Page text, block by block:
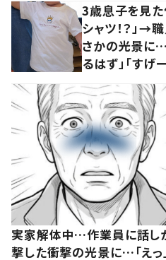
3歳息子を見
シャツ！？」→
さかの光景に…
るはず」「すげー
実家解体中…作業員に話し
撃した衝撃の光景に…「えっ